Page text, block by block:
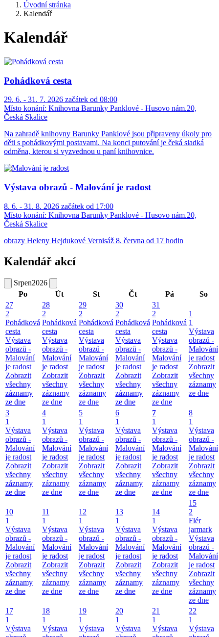
Úvodní stránka
Kalendář
Kalendář
Pohádková cesta
29. 6. - 31. 7. 2026 začátek od 08:00
Místo konání: Knihovna Barunky Panklové - Husovo nám.20,
Česká Skalice
Na zahradě knihovny Barunky Panklové jsou připraveny úkoly pro
děti s pohádkovými postavami. Na konci putování je čeká sladká
odměna, kterou si vyzvednou u paní knihovnice.
Výstava obrazů - Malování je radost
8. 6. - 31. 8. 2026 začátek od 17:00
Místo konání: Knihovna Barunky Panklové - Husovo nám.20,
Česká Skalice
obrazy Heleny Hejdukové Vernisáž 8. června od 17 hodin
Kalendář akcí
Srpen2026
Po
Út St Čt Pá
So
27
2
Pohádková
cesta
Výstava
obrazů -
Malování
je radost
Zobrazit
všechny
záznamy
ze dne
28
2
Pohádková
cesta
Výstava
obrazů -
Malování
je radost
Zobrazit
všechny
záznamy
ze dne
29
2
Pohádková
cesta
Výstava
obrazů -
Malování
je radost
Zobrazit
všechny
záznamy
ze dne
30
2
Pohádková
cesta
Výstava
obrazů -
Malování
je radost
Zobrazit
všechny
záznamy
ze dne
31
2
Pohádková
cesta
Výstava
obrazů -
Malování
je radost
Zobrazit
všechny
záznamy
ze dne
1
1
Výstava
obrazů -
Malování
je radost
Zobrazit
všechny
záznamy
ze dne
3
1
Výstava
obrazů -
Malování
je radost
Zobrazit
všechny
záznamy
ze dne
4
1
Výstava
obrazů -
Malování
je radost
Zobrazit
všechny
záznamy
ze dne
5
1
Výstava
obrazů -
Malování
je radost
Zobrazit
všechny
záznamy
ze dne
6
1
Výstava
obrazů -
Malování
je radost
Zobrazit
všechny
záznamy
ze dne
7
1
Výstava
obrazů -
Malování
je radost
Zobrazit
všechny
záznamy
ze dne
8
1
Výstava
obrazů -
Malování
je radost
Zobrazit
všechny
záznamy
ze dne
10
1
Výstava
obrazů -
Malování
je radost
Zobrazit
všechny
záznamy
ze dne
11
1
Výstava
obrazů -
Malování
je radost
Zobrazit
všechny
záznamy
ze dne
12
1
Výstava
obrazů -
Malování
je radost
Zobrazit
všechny
záznamy
ze dne
13
1
Výstava
obrazů -
Malování
je radost
Zobrazit
všechny
záznamy
ze dne
14
1
Výstava
obrazů -
Malování
je radost
Zobrazit
všechny
záznamy
ze dne
15
2
Flér
jarmark
Výstava
obrazů -
Malování
je radost
Zobrazit
všechny
záznamy
ze dne
17
1
Výstava
18
1
Výstava
19
1
Výstava
20
1
Výstava
21
1
Výstava
22
1
Výstava